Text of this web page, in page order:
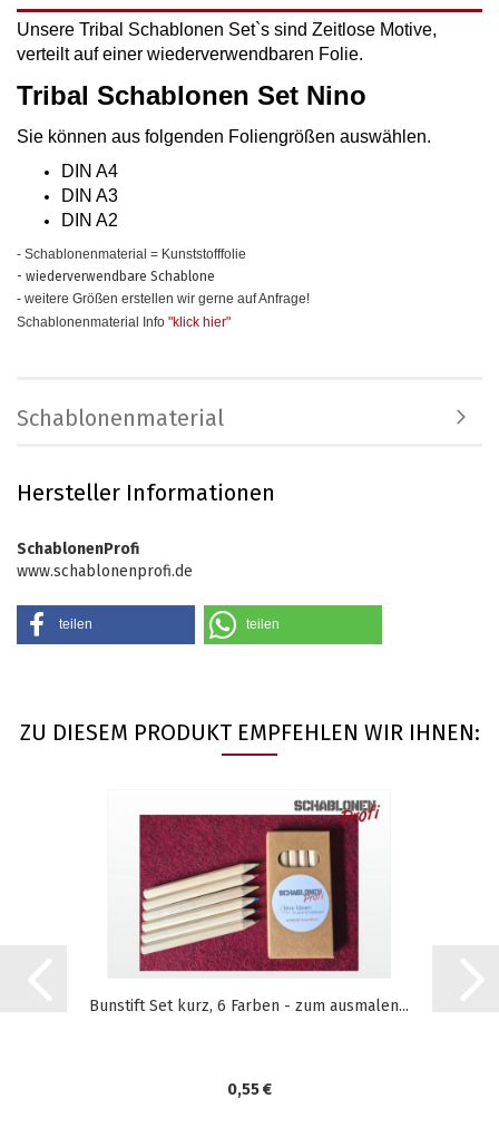
Unsere Tribal Schablonen Set`s sind Zeitlose Motive,
verteilt auf einer wiederverwendbaren Folie.
Tribal Schablonen Set Nino
Sie können aus folgenden Foliengrößen auswählen.
DIN A4
DIN A3
DIN A2
- Schablonenmaterial = Kunststofffolie
- wiederverwendbare Schablone
- weitere Größen erstellen wir gerne auf Anfrage!
Schablonenmaterial Info "klick hier"
Schablonenmaterial
Hersteller Informationen
SchablonenProfi
www.schablonenprofi.de
teilen teilen
ZU DIESEM PRODUKT EMPFEHLEN WIR IHNEN:
Bunstift Set kurz, 6 Farben - zum ausmalen...
0,55 €